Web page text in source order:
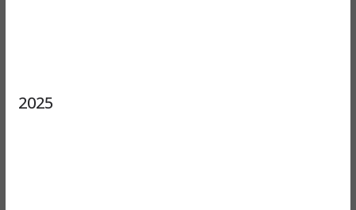
2025